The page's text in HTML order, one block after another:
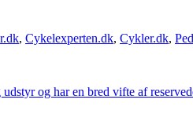
, Cykelexperten.dk, Cykler.dk,
og har en bred vifte af